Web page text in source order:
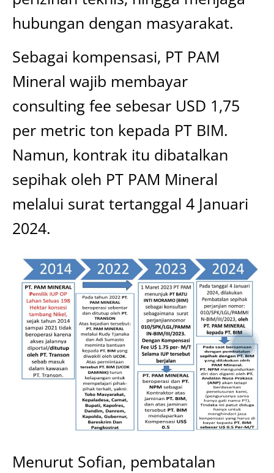
hubungan dengan masyarakat.
Sebagai kompensasi, PT PAM
Mineral wajib membayar
consulting fee sebesar USD 1,75
per metric ton kepada PT BIM.
Namun, kontrak itu dibatalkan
sepihak oleh PT PAM Mineral
melalui surat tertanggal 4 Januari
2024.
Menurut Sofian, pembatalan